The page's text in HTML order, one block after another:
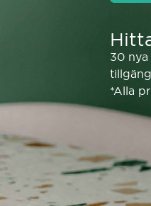
30
*Alla